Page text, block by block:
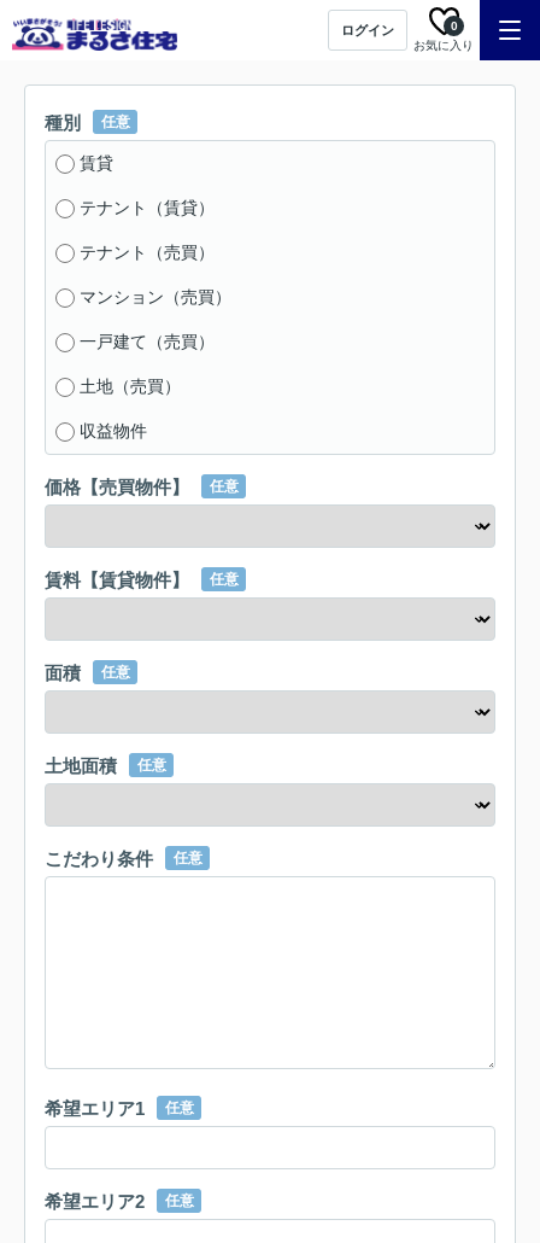
ログイン
お気に入り
0
種別 任意
賃貸
テナント（賃貸）
テナント（売買）
マンション（売買）
一戸建て（売買）
土地（売買）
収益物件
価格【売買物件】 任意
賃料【賃貸物件】 任意
面積 任意
土地面積 任意
こだわり条件 任意
希望エリア1 任意
希望エリア2 任意